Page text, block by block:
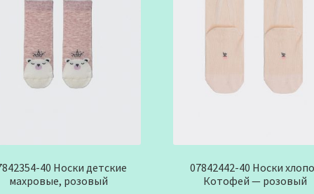
40 Носки детские
махровые, розовый
07842442-40 Носки
Котофей — розовый